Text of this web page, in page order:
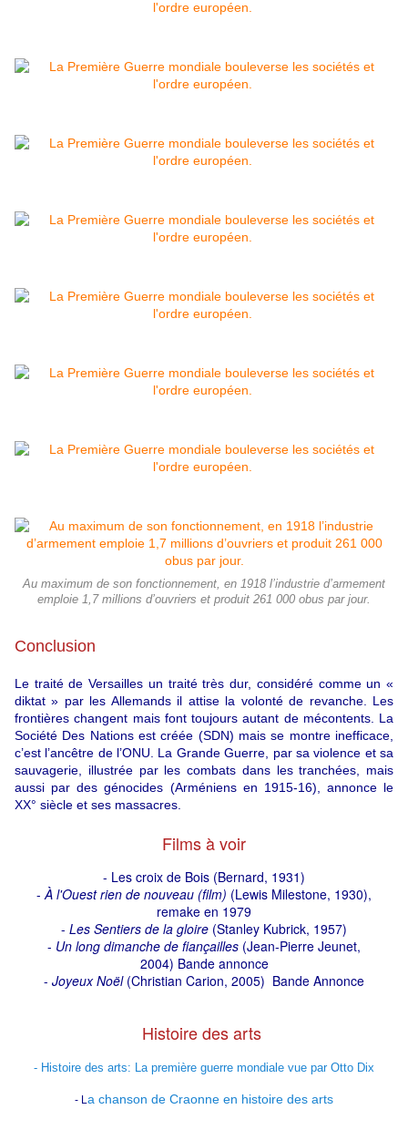
Au maximum de son fonctionnement, en 1918 l’industrie d’armement
emploie 1,7 millions d’ouvriers et produit 261 000 obus par jour.
Conclusion
Le traité de Versailles un traité très dur, considéré comme un «
diktat » par les Allemands il attise la volonté de revanche. Les
frontières changent mais font toujours autant de mécontents. La
Société Des Nations est créée (SDN) mais se montre inefficace,
c’est l’ancêtre de l’ONU. La Grande Guerre, par sa violence et sa
sauvagerie, illustrée par les combats dans les tranchées, mais
aussi par des génocides (Arméniens en 1915-16), annonce le
XX° siècle et ses massacres.
Films à voir
- Les croix de Bois (Bernard, 1931)
- À l'Ouest rien de nouveau (film) (Lewis Milestone, 1930),
remake en 1979
- Les Sentiers de la gloire (Stanley Kubrick, 1957)
- Un long dimanche de fiançailles (Jean-Pierre Jeunet,
2004) Bande annonce
- Joyeux Noël (Christian Carion, 2005) Bande Annonce
Histoire des arts
- Histoire des arts: La première guerre mondiale vue par Otto Dix
- La chanson de Craonne en histoire des arts